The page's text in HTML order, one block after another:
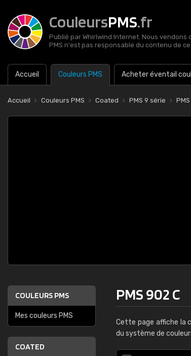
CouleursPMS.fr
Publié par Whirlwind Internet. Nous vendons
PMS n'est pas responsable du contenu de
Accueil Couleurs PMS Acheter éventail
Accueil Couleurs PMS Coated PMS 9 série
COULEURS PMS
Mes couleurs PMS
COATED
PMS 902 C
Cette page affiche la
du système de